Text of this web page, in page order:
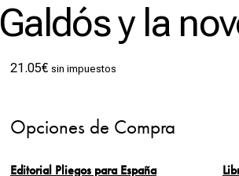
Galdós y la
21.05€ sin impuestos
Opciones de Compra
Editorial Pliegos para España